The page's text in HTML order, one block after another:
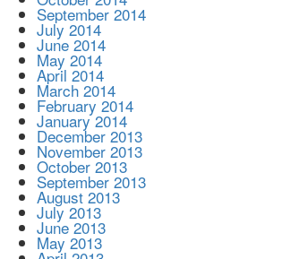
September 2014
July 2014
June 2014
May 2014
April 2014
March 2014
February 2014
January 2014
December 2013
November 2013
October 2013
September 2013
August 2013
July 2013
June 2013
May 2013